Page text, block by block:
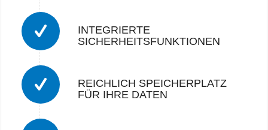
INTEGRIERTE
SICHERHEITSFUNKTIONEN
REICHLICH SPEICHERPLATZ
FÜR IHRE DATEN